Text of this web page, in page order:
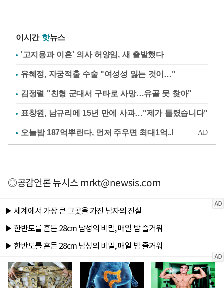
이시간 핫뉴스
'고지용과 이혼' 의사 허양임, 새 출발했다
유혜정, 자궁적출 수술 "여성성 잃는 것이…"
김정렬 "친형 군대서 구타로 사망…유골 못 찾아"
표창원, 남규리에 15년 만에 사과…"제가 틀렸습니다"
◎공감언론 뉴시스mrkt@newsis.com